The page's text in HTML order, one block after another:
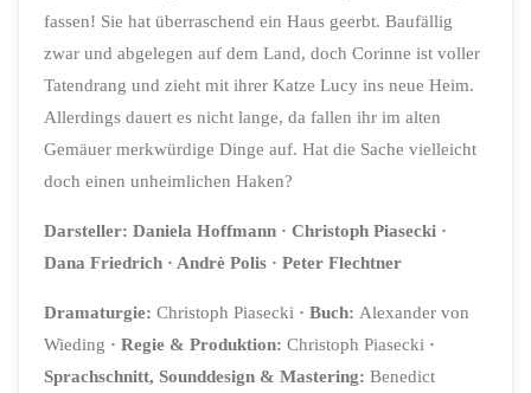
fassen! Sie hat überraschend ein Haus geerbt. Baufällig
zwar und abgelegen auf dem Land, doch Corinne ist voller
Tatendrang und zieht mit ihrer Katze Lucy ins neue Heim.
Allerdings dauert es nicht lange, da fallen ihr im alten
Gemäuer merkwürdige Dinge auf. Hat die Sache vielleicht
doch einen unheimlichen Haken?
Darsteller: Daniela Hoffmann · Christoph Piasecki ·
Dana Friedrich · Andrè Polis · Peter Flechtner
Dramaturgie: Christoph Piasecki · Buch: Alexander von
Wieding · Regie & Produktion: Christoph Piasecki ·
Sprachschnitt,Sounddesign & Mastering: Benedict